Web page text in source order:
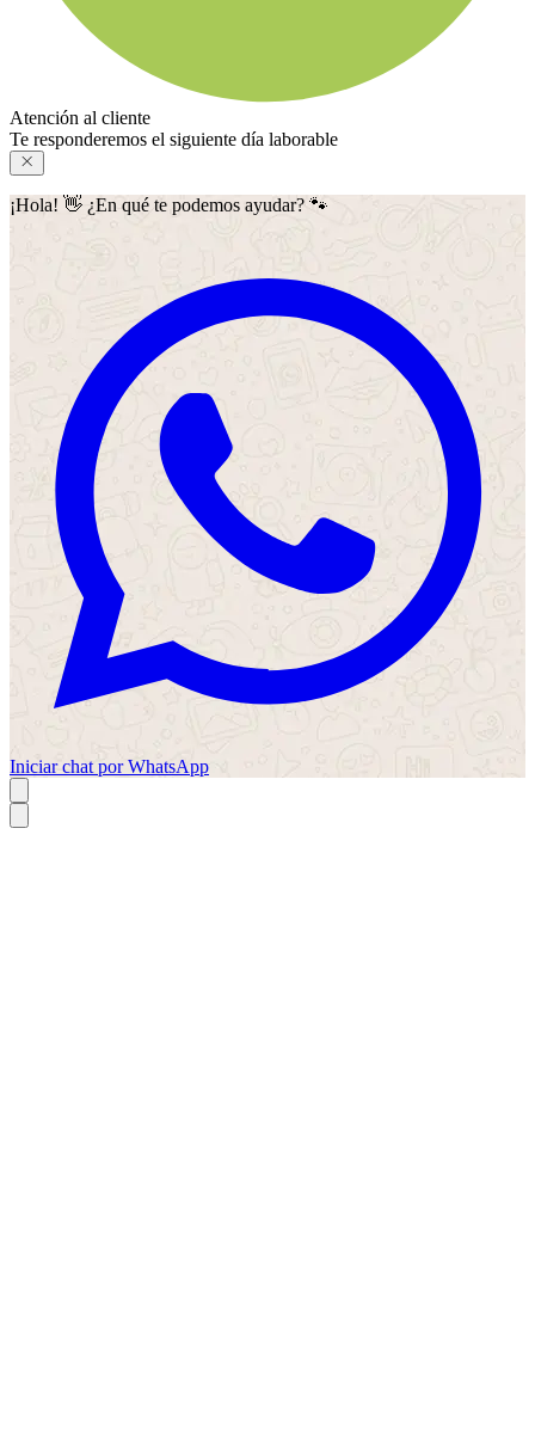
Atención al cliente
Te responderemos el siguiente día laborable
¡Hola! 👋 ¿En qué te podemos ayudar? 🐾
Iniciar chat por WhatsApp